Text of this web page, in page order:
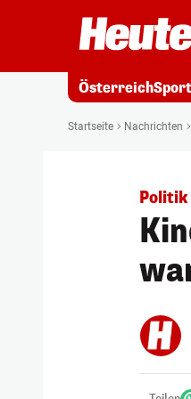
ÖsterreichSport
Startseite Nachrichten
Politik